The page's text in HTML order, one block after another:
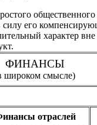
его
характер
ФИНАНСЫ
широком смысле)
отраслей